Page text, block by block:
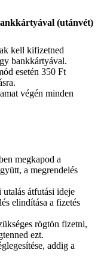
(utánvét)
kell kifizetned
bankkártyával.
esetén 350 Ft
végén minden
megkapod a
a megrendelés
átfutási ideje
elindítása a fizetés
rögtön fizetni,
ezt.
addig a